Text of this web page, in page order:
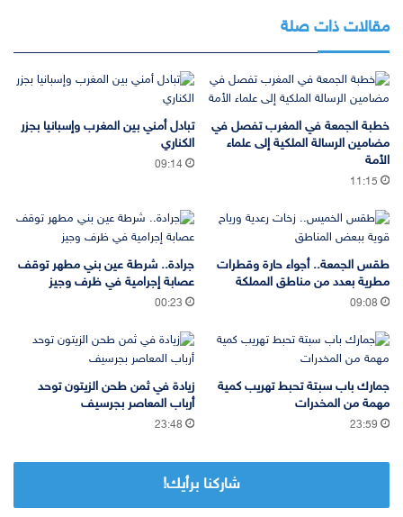
مقالات ذات صلة
خطبة الجمعة في المغرب تفصل في
مضامين الرسالة الملكية إلى علماء
الأمة
11:15
تبادل أمني بين المغرب وإسبانيا بجزر
الكناري
09:14
طقس الجمعة.. أجواء حارة وقطرات
مطرية بعدد من مناطق المملكة
09:08
جرادة.. شرطة عين بني مطهر توقف
عصابة إجرامية في ظرف وجيز
00:23
جمارك باب سبتة تحبط تهريب كمية
مهمة من المخدرات
23:59
زيادة في ثمن طحن الزيتون توحد
أرباب المعاصر بجرسيف
23:48
شاركنا برأيك!